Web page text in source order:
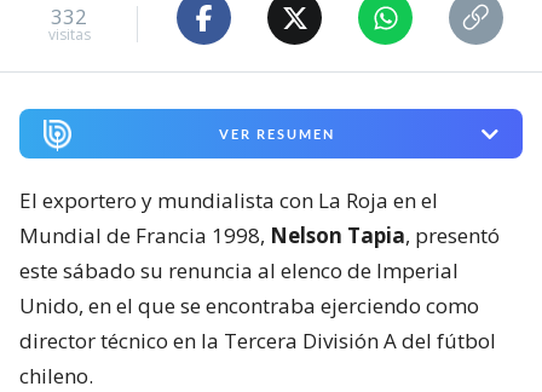
332
visitas
VER RESUMEN
El exportero y mundialista con La Roja en el
Mundial de Francia 1998, Nelson Tapia, presentó
este sábado su renuncia al elenco de Imperial
Unido, en el que se encontraba ejerciendo como
director técnico en la Tercera División A del fútbol
chileno.